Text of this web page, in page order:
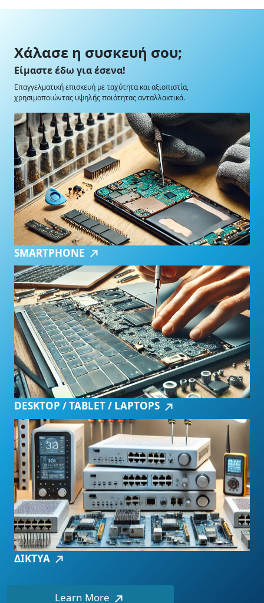
Χάλασε η συσκευή σου;
Είμαστε έδω για έσενα!
Επαγγελματική επισκευή με ταχύτητα και αξιοπιστία,
χρησιμοποιώντας υψηλής ποιότητας ανταλλακτικά.
SMARTPHONE
DESKTOP / TABLET / LAPTOPS
ΔΙΚΤΥΑ
Learn More